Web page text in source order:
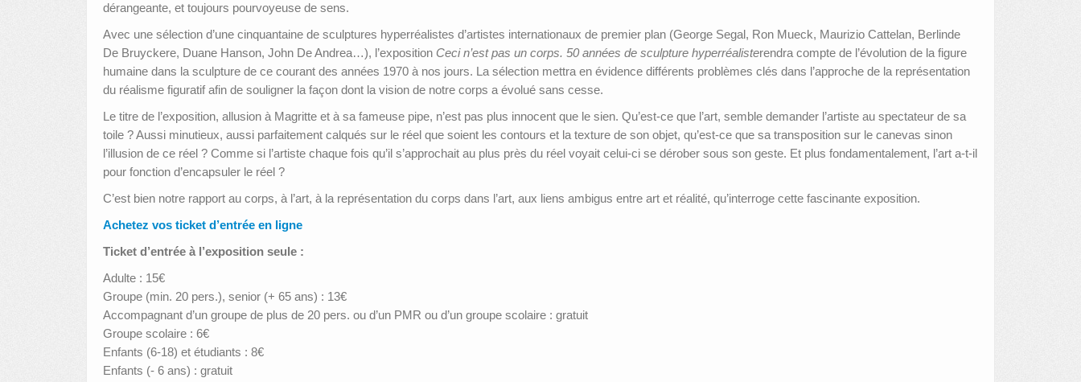
dérangeante, et toujours pourvoyeuse de sens.
Avec une sélection d’une cinquantaine de sculptures hyperréalistes d’artistes internationaux de premier plan (George Segal, Ron Mueck, Maurizio Cattelan, Berlinde
De Bruyckere, Duane Hanson, John De Andrea…), l’exposition Ceci n’est pas un corps. 50 années de sculpture hyperréalisterendra compte de l’évolution de la figure
humaine dans la sculpture de ce courant des années 1970 à nos jours. La sélection mettra en évidence différents problèmes clés dans l’approche de la représentation
du réalisme figuratif afin de souligner la façon dont la vision de notre corps a évolué sans cesse.
Le titre de l’exposition, allusion à Magritte et à sa fameuse pipe, n’est pas plus innocent que le sien. Qu’est-ce que l’art, semble demander l’artiste au spectateur de sa
toile ? Aussi minutieux, aussi parfaitement calqués sur le réel que soient les contours et la texture de son objet, qu’est-ce que sa transposition sur le canevas sinon
l’illusion de ce réel ? Comme si l’artiste chaque fois qu’il s’approchait au plus près du réel voyait celui-ci se dérober sous son geste. Et plus fondamentalement, l’art a-t-il
pour fonction d’encapsuler le réel ?
C’est bien notre rapport au corps, à l’art, à la représentation du corps dans l’art, aux liens ambigus entre art et réalité, qu’interroge cette fascinante exposition.
Achetez vos ticket d’entrée en ligne
Ticket d’entrée à l’exposition seule :
Adulte : 15€
Groupe (min. 20 pers.), senior (+ 65 ans) : 13€
Accompagnant d’un groupe de plus de 20 pers. ou d’un PMR ou d’un groupe scolaire : gratuit
Groupe scolaire : 6€
Enfants (6-18) et étudiants : 8€
Enfants (- 6 ans) : gratuit